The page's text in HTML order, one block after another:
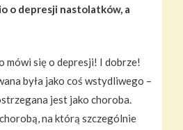
o depresji nastolatków, a
mówi się o depresji! I dobrze!
była jako coś wstydliwego –
jest jako choroba.
na którą szczególnie